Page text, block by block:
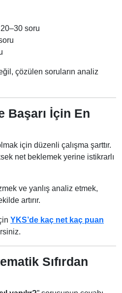
soru
çözülen soruların analiz
Başarı İçin En
için düzenli çalışma şarttır.
net beklemek yerine istikrarlı
ve yanlış analiz etmek,
artırır.
YKS’de kaç net kaç puan
Sıfırdan